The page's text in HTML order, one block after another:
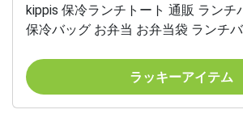
kippis 保冷ランチトート 通販 ランチ
保冷バッグ お弁当 お弁当袋 ランチ
ミニトート レディースバッグ 手提
わいい カジュアル 大人 学生
ラッキーアイテム